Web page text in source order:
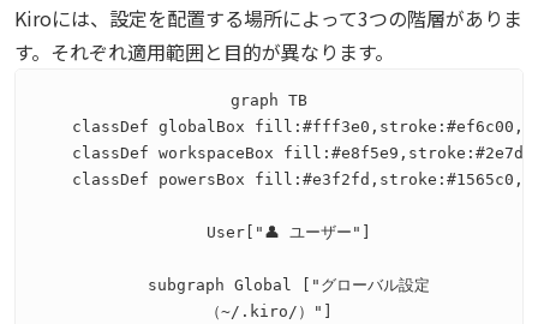
Kiroには、設定を配置する場所によって3つの階層がありま
す。それぞれ適用範囲と目的が異なります。
graph TB
classDef globalBox
classDef workspaceBox
classDef powersBox
    User["👤 ユーザー"]
    subgraph Global ["グローバル設定
（~/.kiro/）"]